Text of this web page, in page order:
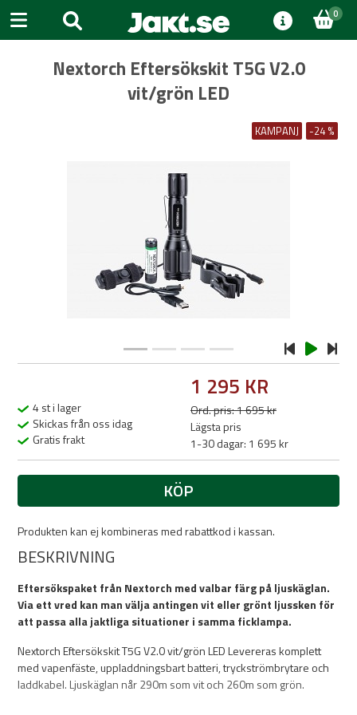
0
Nextorch Eftersökskit T5G V2.0
vit/grön LED
KAMPANJ -24 %
4 st i lager
Skickas från oss idag
Gratis frakt
1 295 KR
Ord. pris: 1 695 kr
Lägsta pris
1-30 dagar: 1 695 kr
KÖP
Produkten kan ej kombineras med rabattkod i kassan.
BESKRIVNING
Eftersökspaket från Nextorch med valbar färg på ljuskäglan.
Via ett vred kan man välja antingen vit eller grönt ljussken för
att passa alla jaktliga situationer i samma ficklampa.
Nextorch Eftersökskit T5G V2.0 vit/grön LEDLevereras komplett
med vapenfäste, uppladdningsbart batteri, tryckströmbrytare och
laddkabel. Ljuskäglan når 290m som vit och 260m som grön.